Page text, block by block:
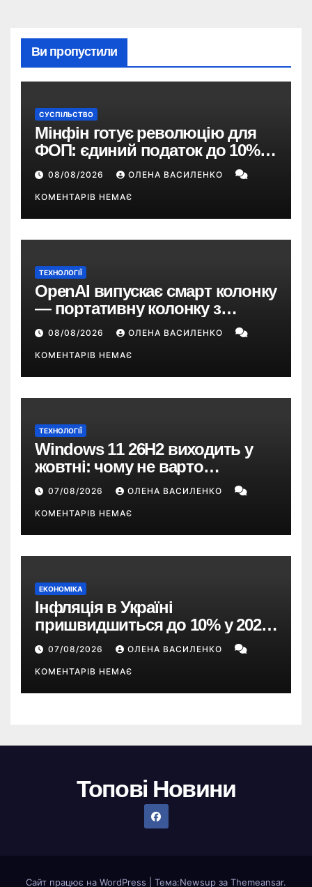
Ви пропустили
СУСПІЛЬСТВО
Мінфін готує революцію для
ФОП: єдиний податок до 10%,
ПДВ з 2028 року та перегляд 2-ї
групи
08/08/2026 ОЛЕНА ВАСИЛЕНКО
КОМЕНТАРІВ НЕМАЄ
ТЕХНОЛОГІЇ
OpenAI випускає смарт колонку
— портативну колонку з
ChatGPT, камерою та цінником
понад $300
08/08/2026 ОЛЕНА ВАСИЛЕНКО
КОМЕНТАРІВ НЕМАЄ
ТЕХНОЛОГІЇ
Windows 11 26H2 виходить у
жовтні: чому не варто
пропускати це оновлення
07/08/2026 ОЛЕНА ВАСИЛЕНКО
КОМЕНТАРІВ НЕМАЄ
ЕКОНОМІКА
Інфляція в Україні
пришвидшиться до 10% у 2026
році — прогноз НБУ
07/08/2026 ОЛЕНА ВАСИЛЕНКО
КОМЕНТАРІВ НЕМАЄ
Топові Новини
Сайт працює на WordPress Тема:Newsup за Themeansar.